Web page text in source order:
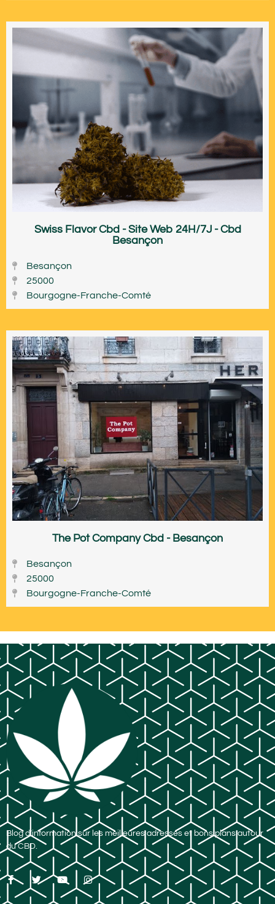
Swiss Flavor Cbd - Site Web 24H/7J - Cbd
Besançon
Besançon
25000
Bourgogne-Franche-Comté
The Pot Company Cbd - Besançon
Besançon
25000
Bourgogne-Franche-Comté
Blog d’information sur les meilleures adresses et bons plans autour
du CBD.